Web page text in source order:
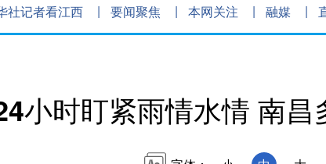
社记者看江西 要闻聚焦 本网关注 融媒
小时盯紧雨情水情 南